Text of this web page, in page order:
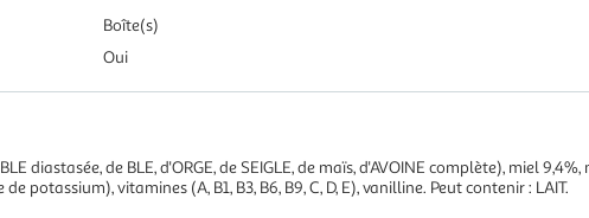
Boîte(s)
Oui
diastasée, de BLE, d'ORGE, de SEIGLE, de maïs, d'AVOINE complète), miel
potassium), vitamines (A, B1, B3, B6, B9, C, D, E), vanilline. Peut contenir : LAIT.